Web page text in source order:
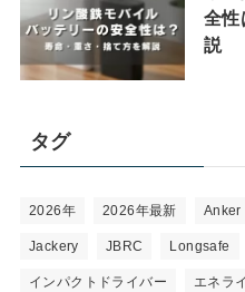
全性
説
タグ
2026年 2026年最新 Anker
Jackery JBRC Longsafe
インパクトドライバー エネラ